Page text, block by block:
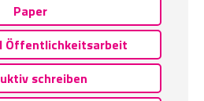
Paper
Öffentlichkeitsarbeit
schreiben